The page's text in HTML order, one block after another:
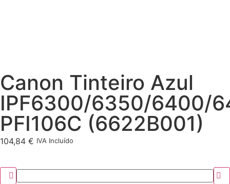
Canon Tinteiro Azul
IPF6300/6350/6400/
PFI106C (6622B001)
104,84 € IVA Incluído